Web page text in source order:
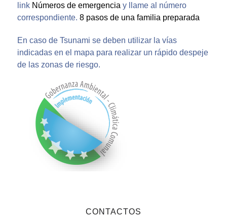
link Números de emergencia y llame al número
correspondiente. 8 pasos de una familia preparada
En caso de Tsunami se deben utilizar la vías
indicadas en el mapa para realizar un rápido despeje
de las zonas de riesgo.
CONTACTOS